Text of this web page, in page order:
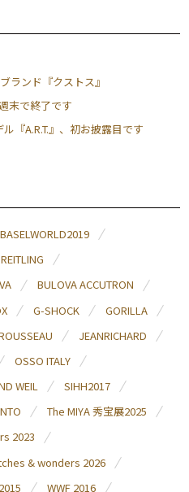
ランド『クストス』
末で終了です
『A.R.T.』、初お披露目です
BASELWORLD2019
BULOVA ACCUTRON
G-SHOCK
GORILLA
JEANRICHARD
OSSO ITALY
WEIL
SIHH2017
The MIYA 秀宝展2025
2023
& wonders 2026
WWF 2016